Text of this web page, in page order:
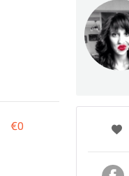
€0